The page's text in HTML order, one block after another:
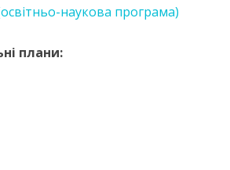
наукова програма)
плани: